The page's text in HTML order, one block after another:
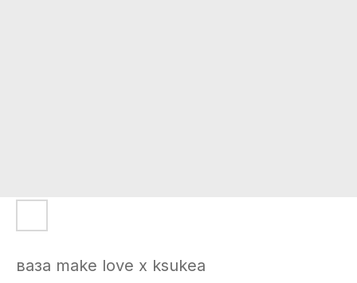
ваза make love x ksukea